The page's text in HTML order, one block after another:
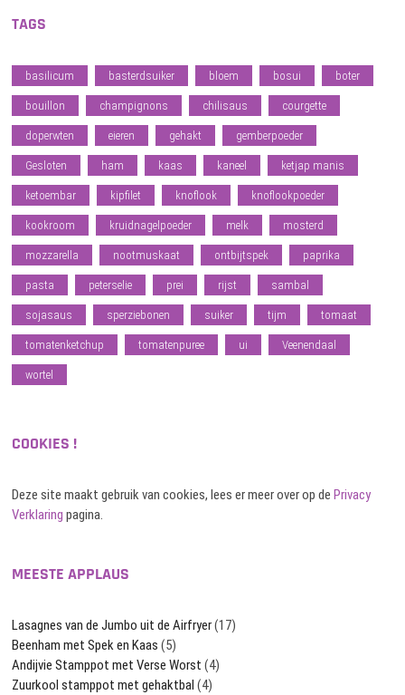
TAGS
basilicum basterdsuiker bloem bosui boter
bouillon champignons chilisaus courgette
doperwten eieren gehakt gemberpoeder
Gesloten ham kaas kaneel ketjap manis
ketoembar kipfilet knoflook knoflookpoeder
kookroom kruidnagelpoeder melk mosterd
mozzarella nootmuskaat ontbijtspek paprika
pasta peterselie prei rijst sambal
sojasaus sperziebonen suiker tijm tomaat
tomatenketchup tomatenpuree ui Veenendaal
wortel
COOKIES !
Deze site maakt gebruik van cookies, lees er meer over op de Privacy
Verklaring pagina.
MEESTE APPLAUS
Lasagnes van de Jumbo uit de Airfryer(17)
Beenham met Spek en Kaas (5)
Andijvie Stamppot met Verse Worst (4)
Zuurkool stamppot met gehaktbal (4)